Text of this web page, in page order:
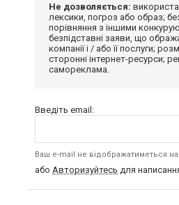
Не дозволяється:
лексики, погроз або образ;
порівняння з іншими
безпідставні заяви, що
компанії і / або її послуги;
сторонні інтернет-ресурси;
самореклама.
Введіть email:
Ваш e-mail не відображатиметься на
або Авторизуйтесь для